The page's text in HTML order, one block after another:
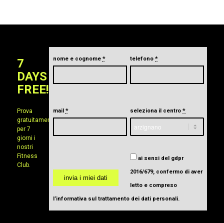
7
DAYS
FREE!
Prova
gratuitamente
per 7
giorni i
nostri
Fitness
Club.
nome e cognome * telefono*
mail * seleziona il centro*
ai sensi del gdpr
2016/679, confermo di aver
letto e compreso
l’informativa sul trattamento dei dati personali.